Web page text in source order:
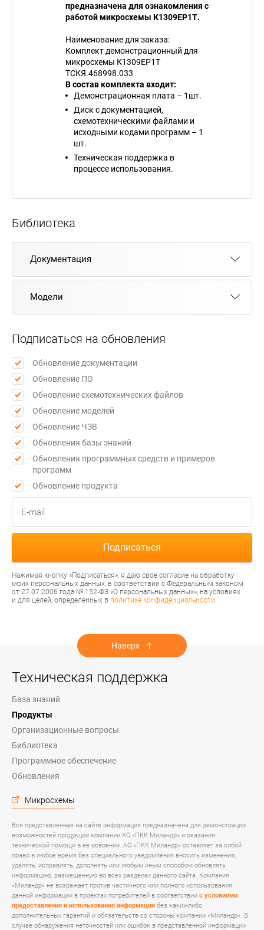
предназначена для ознакомления с
работой микросхемы К1309ЕР1Т.
Наименование для заказа:
Комплект демонстрационный для
микросхемы К1309ЕР1Т
ТСКЯ.468998.033
В состав комплекта входит:
Демонстрационная плата – 1шт.
Диск с документацией,
схемотехническими файлами и
исходными кодами программ – 1
шт.
Техническая поддержка в
процессе использования.
Библиотека
Документация
Модели
Подписаться на обновления
Обновление документации
Обновление ПО
Обновление схемотехнических файлов
Обновление моделей
Обновление ЧЗВ
Обновления базы знаний
Обновления программных средств и примеров
программ
Обновление продукта
Нажимая кнопку «Подписаться», я даю свое согласие на обработку
моих персональных данных, в соответствии с Федеральным законом
от 27.07.2006 года № 152-ФЗ «О персональных данных», на условиях
и для целей, определенных в политике конфиденциальности
Наверх
Техническая поддержка
База знаний
Продукты
Организационные вопросы
Библиотека
Программное обеспечение
Обновления
Микросхемы
Вся представленная на сайте информация предназначена для демонстрации
возможностей продукции компании АО «ПКК Миландр» и оказания
технической помощи в ее освоении. АО «ПКК Миландр» оставляет за собой
право в любое время без специального уведомления вносить изменения,
удалять, исправлять, дополнять или любым иным способом обновлять
информацию, размещенную во всех разделах данного сайта. Компания
«Миландр» не возражает против частичного или полного использования
данной информации в проектах потребителей в соответствии с условиями
предоставления и использования информации без каких-либо
дополнительных гарантий и обязательств со стороны компании «Миландр». В
случае обнаружения неточностей или ошибок в представленной информации